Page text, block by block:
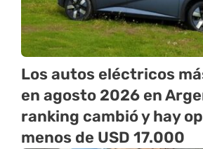
Los autos eléctricos
en agosto 2026 en
ranking cambió y hay
menos de USD 17.000